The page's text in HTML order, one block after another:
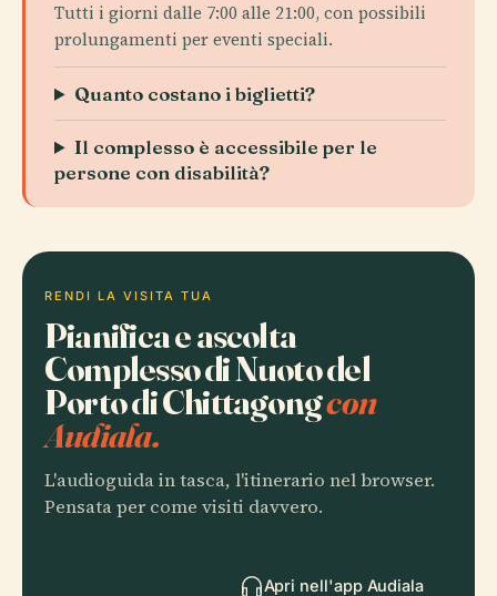
Tutti i giorni dalle 7:00 alle 21:00, con possibili
prolungamenti per eventi speciali.
Quanto costano i biglietti?
Il complesso è accessibile per le
persone con disabilità?
RENDI LA VISITA TUA
Pianifica e ascolta
Complesso di Nuoto del
Porto di Chittagongcon
Audiala.
L'audioguida in tasca, l'itinerario nel browser.
Pensata per come visiti davvero.
Apri nell'app Audiala